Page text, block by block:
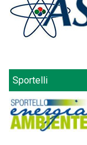
Sportelli